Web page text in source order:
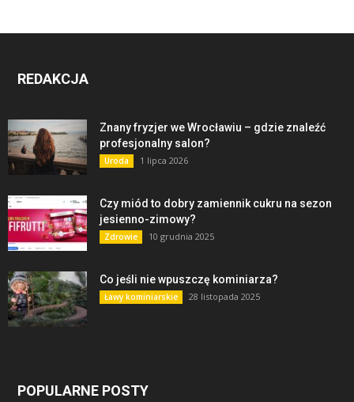
REDAKCJA
Znany fryzjer we Wrocławiu – gdzie znaleźć
profesjonalny salon?
Uroda 1 lipca 2026
Czy miód to dobry zamiennik cukru na sezon
jesienno-zimowy?
Zdrowie 10 grudnia 2025
Co jeśli nie wpuszczę kominiarza?
Ławy kominiarskie 28 listopada 2025
POPULARNE POSTY